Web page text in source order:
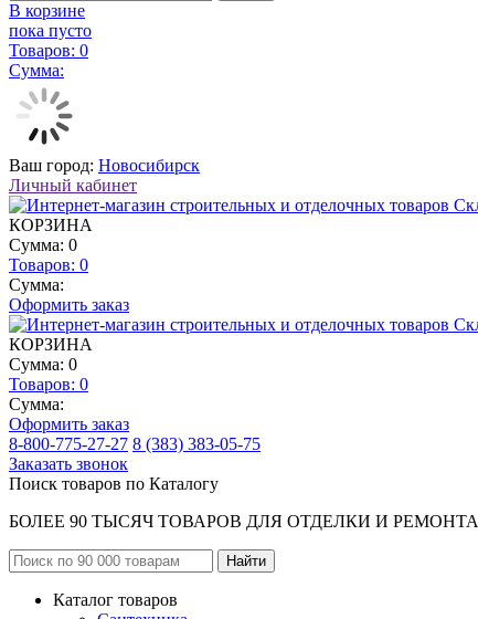
В корзине
пока пусто
Товаров: 0
Сумма:
Ваш город: Новосибирск
Личный кабинет
КОРЗИНА
Сумма: 0
Товаров: 0
Сумма:
Оформить заказ
КОРЗИНА
Сумма: 0
Товаров: 0
Сумма:
Оформить заказ
8-800-775-27-27 8 (383) 383-05-75
Заказать звонок
Поиск товаров по Каталогу
БОЛЕЕ 90 ТЫСЯЧ ТОВАРОВ ДЛЯ ОТДЕЛКИ И РЕМОНТА
Каталог товаров